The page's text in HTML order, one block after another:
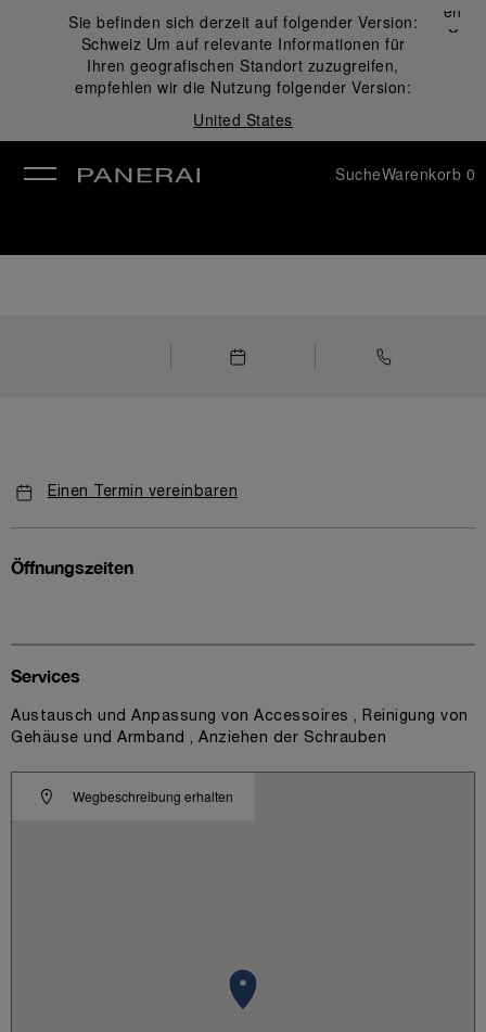
Sie befinden sich derzeit auf folgender Version:
Schweiz Um auf relevante Informationen für
Ihren geografischen Standort zuzugreifen,
empfehlen wir die Nutzung folgender Version:
United States
Schließen
✕
SucheWarenkorb 0
Einen Termin vereinbaren
Öffnungszeiten
Wegbeschreibung erhalten
Services
Austausch und Anpassung von Accessoires , Reinigung von
Gehäuse und Armband , Anziehen der Schrauben